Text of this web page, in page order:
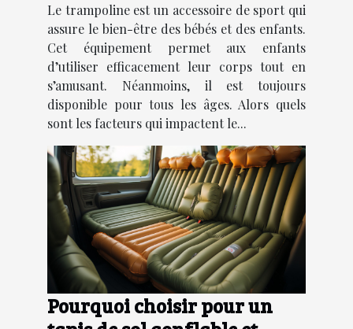
Le trampoline est un accessoire de sport qui
assure le bien-être des bébés et des enfants.
Cet équipement permet aux enfants
d’utiliser efficacement leur corps tout en
s’amusant. Néanmoins, il est toujours
disponible pour tous les âges. Alors quels
sont les facteurs qui impactent le...
Pourquoi choisir pour un